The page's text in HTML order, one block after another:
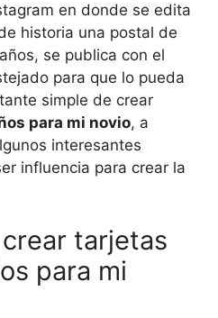
en donde se edita
historia una postal de
se publica con el
para que lo pueda
simple de crear
para mi novio, a
interesantes
influencia para crear la
tarjetas
para mi